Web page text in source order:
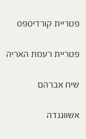
פטריית קורדיספס
פטריית רעמת האריה
שיח אברהם
אשווגנדה